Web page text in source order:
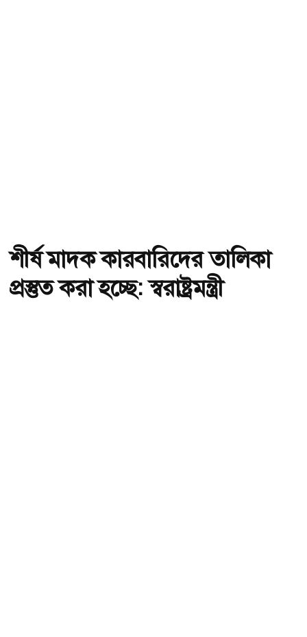
শীর্ষ মাদক কারবারিদের তালিকা
প্রস্তুত করা হচ্ছে: স্বরাষ্ট্রমন্ত্রী